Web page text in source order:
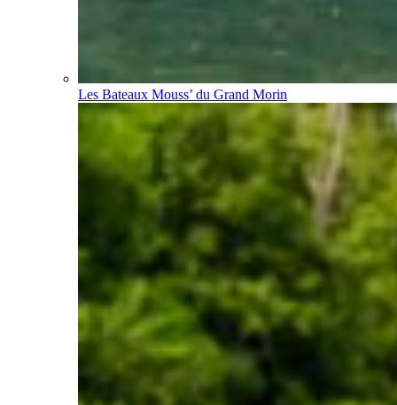
Les Bateaux Mouss’ du Grand Morin